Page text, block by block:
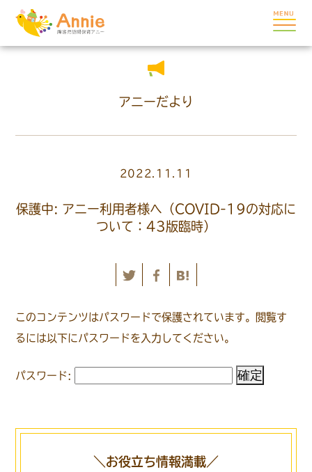
アニーだより
2022.11.11
保護中: アニー利用者様へ（COVID-19の対応に
ついて：43版臨時）
このコンテンツはパスワードで保護されています。閲覧す
るには以下にパスワードを入力してください。
パスワード:
＼お役立ち情報満載／